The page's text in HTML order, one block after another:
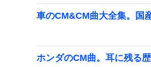
車のCM&CM曲大全集。国
ホンダのCM曲。耳に残る